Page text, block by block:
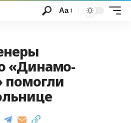
Аа
«Динамо-
помогли